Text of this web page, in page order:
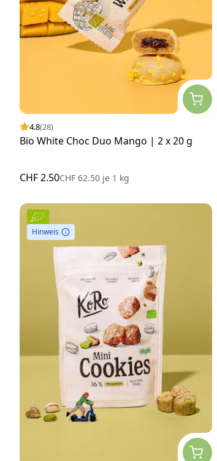
4.8(28)
Bio White Choc Duo Mango | 2 x 20 g
CHF 2.50CHF 62.50 je 1 kg
Hinweis